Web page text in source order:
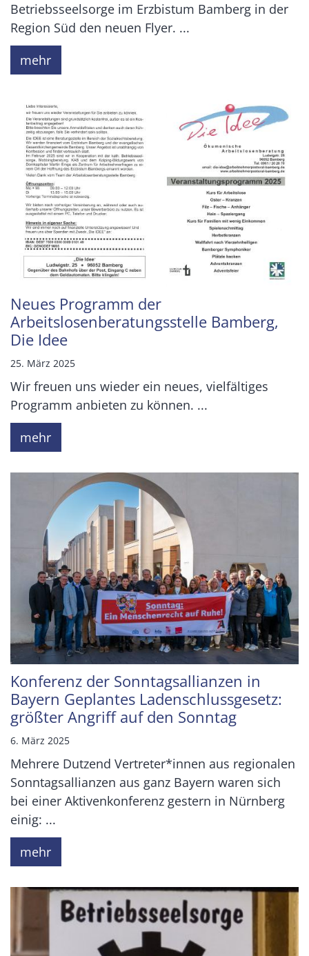
Betriebsseelsorge im Erzbistum Bamberg in der
Region Süd den neuen Flyer. ...
mehr
Neues Programm der
Arbeitslosenberatungsstelle Bamberg,
Die Idee
25. März 2025
Wir freuen uns wieder ein neues, vielfältiges
Programm anbieten zu können. ...
mehr
Konferenz der Sonntagsallianzen in
Bayern Geplantes Ladenschlussgesetz:
größter Angriff auf den Sonntag
6. März 2025
Mehrere Dutzend Vertreter*innen aus regionalen
Sonntagsallianzen aus ganz Bayern waren sich
bei einer Aktivenkonferenz gestern in Nürnberg
einig: ...
mehr